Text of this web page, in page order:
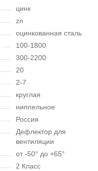
цинк
zn
оцинкованная сталь
100-1800
300-2200
20
2-7
круглая
ниппельное
Россия
Дефлектор для
вентиляции
от -50° до +65°
2 Класс